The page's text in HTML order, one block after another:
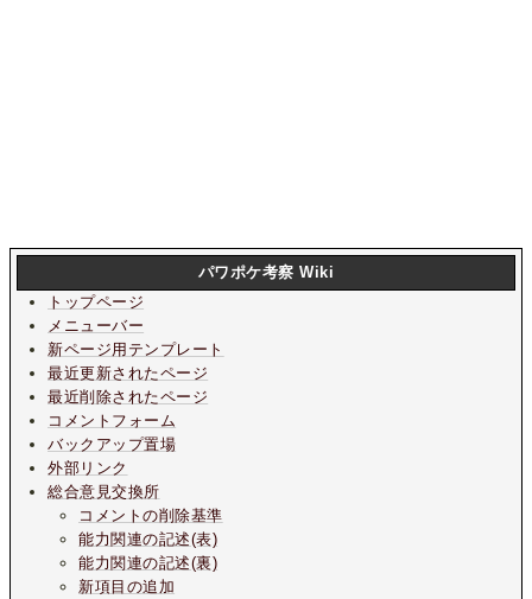
パワポケ考察 Wiki
トップページ
メニューバー
新ページ用テンプレート
最近更新されたページ
最近削除されたページ
コメントフォーム
バックアップ置場
外部リンク
総合意見交換所
コメントの削除基準
能力関連の記述(表)
能力関連の記述(裏)
新項目の追加